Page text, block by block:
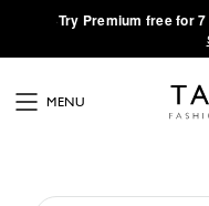
·Try Premium free for
MENU